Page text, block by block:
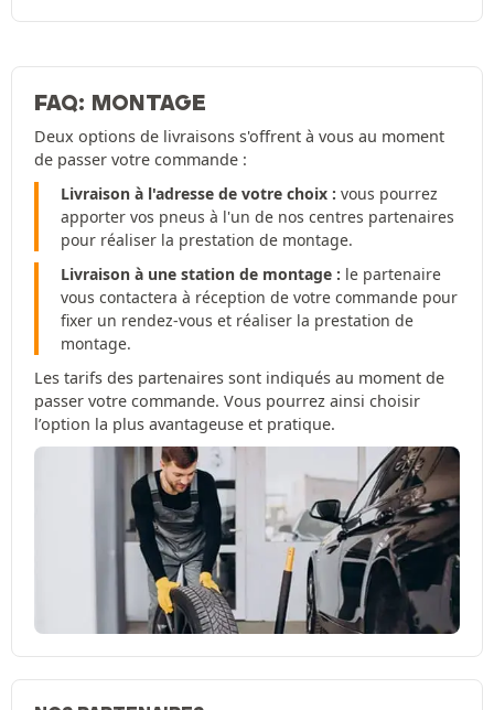
FAQ: MONTAGE
Deux options de livraisons s'offrent à vous au moment
de passer votre commande :
Livraison à l'adresse de votre choix : vous pourrez
apporter vos pneus à l'un de nos centres partenaires
pour réaliser la prestation de montage.
Livraison à une station de montage : le partenaire
vous contactera à réception de votre commande pour
fixer un rendez-vous et réaliser la prestation de
montage.
Les tarifs des partenaires sont indiqués au moment de
passer votre commande. Vous pourrez ainsi choisir
l’option la plus avantageuse et pratique.